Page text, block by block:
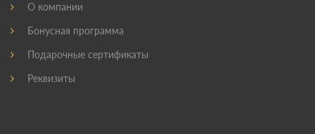
О компании
Бонусная программа
Подарочные сертификаты
Реквизиты